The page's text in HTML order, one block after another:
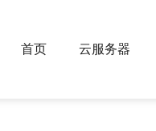
首页 云服务器